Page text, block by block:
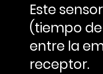
Este
(tiempo
entre la
receptor.